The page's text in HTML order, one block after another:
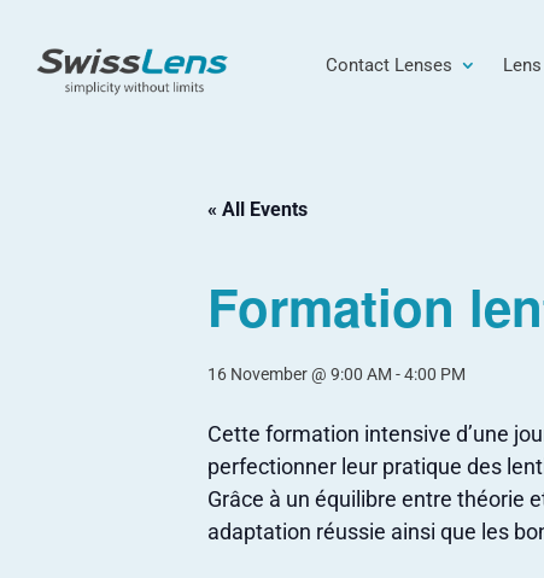
Contact Lenses
« All Events
Formation
16 November @ 9:00 AM -4:00 PM
Cette formation intensive d’une
perfectionner leur pratique des
Grâce à un équilibre entre théorie
adaptation réussie ainsi que les